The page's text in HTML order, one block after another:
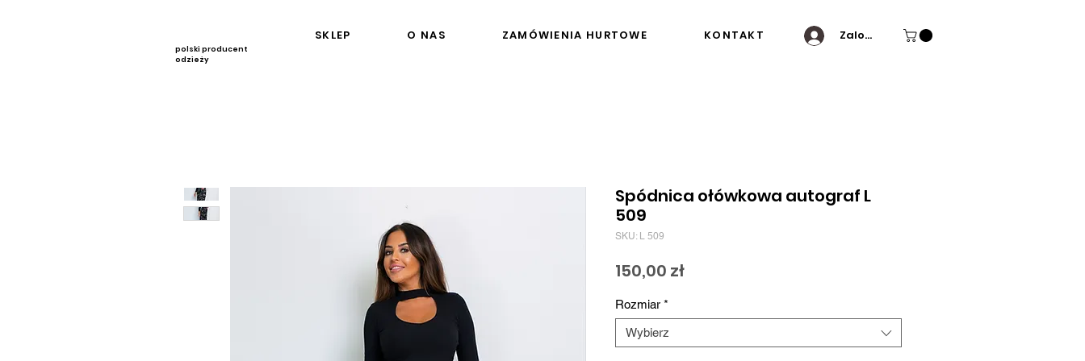
polski producent
odzieży
SKLEP O NAS ZAMÓWIENIA HURTOWE KONTAKT Zaloguj się
Spódnica ołówkowa autograf L
509
SKU: L 509
150,00 złCena
Rozmiar *
Wybierz